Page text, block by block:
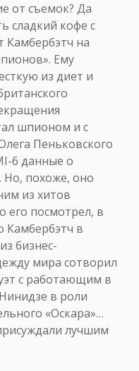
от съемок? Да
сладкий кофе с
Камбербэтч на
Ему
из диет и
шпионом и с
Пеньковского
6 данные о
Но, похоже, оно
из хитов
его посмотрел, в
Камбербэтч в
бизнес-
мира сотворил
с работающим в
в роли
«Оскара»…
лучшим